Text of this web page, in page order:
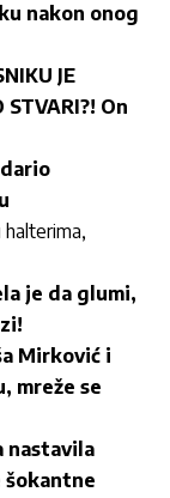
nakon onog
JE
STVARI?! On
halterima,
je da glumi,
Mirković i
mreže se
nastavila
šokantne